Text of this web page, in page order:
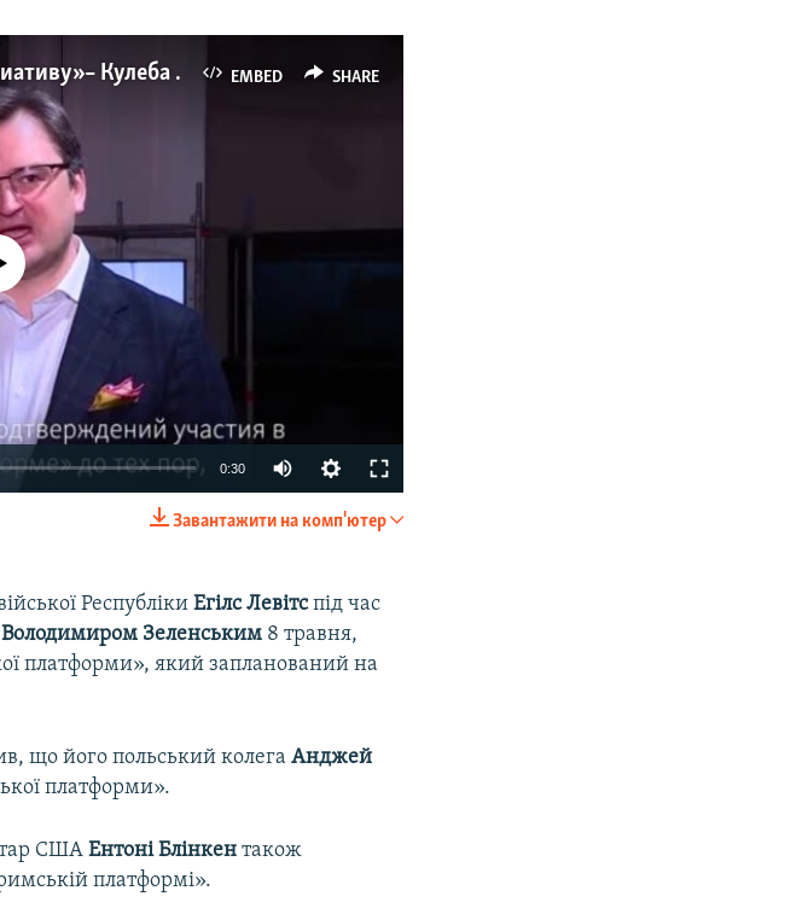
EMBED SHARE
«США полностью поддерживают инициативу» – Кулеба о создании «Крымской платформы» (видео)
360p 480p
available
0:30
720p
1080p
Завантажити на комп'ютер
РеспублікиЕгілс Левітспід час
Володимиром Зеленським 8 травня,
платформи», який запланований на
що його польський колегаАнджей
платформи».
СШАЕнтоні Блінкен також
платформі».